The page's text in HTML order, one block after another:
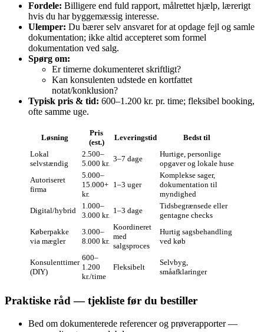
Fordele: Billigere end fuld rapport, målrettet hjælp, lærerigt
hvis du har byggemæssig interesse.
Ulemper: Du bærer selv ansvaret for at opdage fejl og samle
dokumentation; ikke altid accepteret som formel
dokumentation ved salg.
Spørg om:
Er timerne dokumenteret skriftligt?
Kan konsulenten udstede en kortfattet
notat/konklusion?
Typisk pris & tid: 600–1.200 kr. pr. time; fleksibel booking,
ofte samme uge.
Løsning
Pris
(est.)
Leveringstid
Bedst til
Lokal
selvstændig
2.500–
5.000 kr.
3–7 dage
Hurtige, personlige
opgaver og lokale huse
Autoriseret
firma
5.000–
15.000+
kr.
1–3 uger
Komplekse sager,
dokumentation til
myndighed
Digital/hybrid
1.000–
3.000 kr.
1–3 dage
Tidsbegrænsede eller
gentagne checks
Køberpakke
via mægler
3.000–
8.000 kr.
Koordineret
med
salgsproces
Hurtig sagsbehandling
ved køb
Konsulenttimer
(DIY)
600–
1.200
kr./time
Fleksibelt
Selvbyg,
småafklaringer
Praktiske råd — tjekliste før du bestiller
Bed om dokumenterede referencer og prøverapporter —